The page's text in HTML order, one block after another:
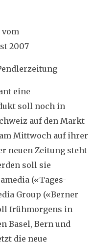
vom
2007
eine
soll noch in
auf den Markt
Mittwoch auf ihrer
neuen Zeitung steht
soll sie
(«Tages-
Group («Berner
frühmorgens in
Basel, Bern und
die neue